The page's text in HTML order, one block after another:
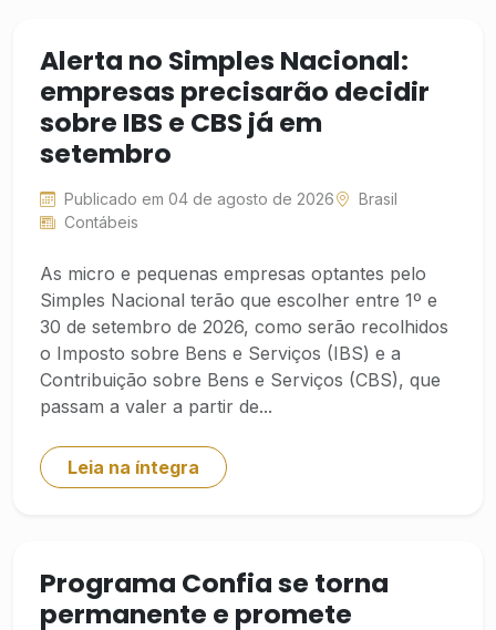
Alerta no Simples Nacional:
empresas precisarão decidir
sobre IBS e CBS já em
setembro
Publicado em 04 de agosto de 2026
Brasil
Contábeis
As micro e pequenas empresas optantes pelo
Simples Nacional terão que escolher entre 1º e
30 de setembro de 2026, como serão recolhidos
o Imposto sobre Bens e Serviços (IBS) e a
Contribuição sobre Bens e Serviços (CBS), que
passam a valer a partir de...
Leia na íntegra
Programa Confia se torna
permanente e promete